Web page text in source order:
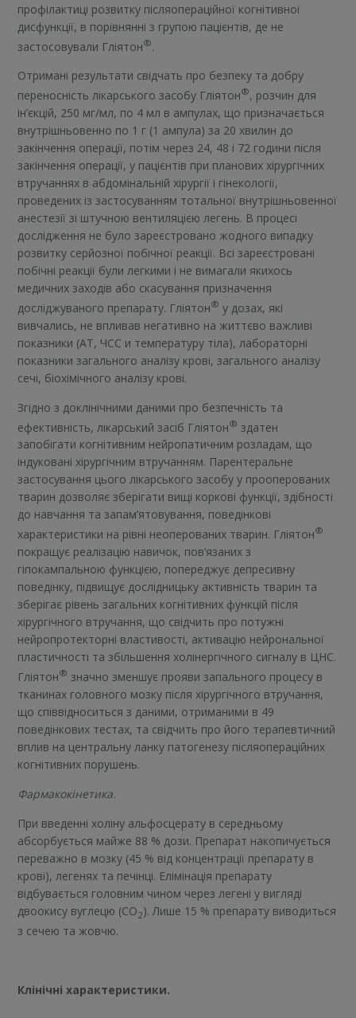
профілактиці розвитку післяопераційної когнітивної
дисфункції, в порівнянні з групою пацієнтів, де не
застосовували Гліятон®.
Отримані результати свідчать про безпеку та добру
переносність лікарського засобу Гліятон®, розчин для
ін’єкцій, 250 мг/мл, по 4 мл в ампулах, що призначається
внутрішньовенно по 1 г (1 ампула) за 20 хвилин до
закінчення операції, потім через 24, 48 і 72 години після
закінчення операції, у пацієнтів при планових хірургічних
втручаннях в абдомінальній хірургії і гінекології,
проведених із застосуванням тотальної внутрішньовенної
анестезії зі штучною вентиляцією легень. В процесі
дослідження не було зареєстровано жодного випадку
розвитку серйозної побічної реакції. Всі зареєстровані
побічні реакції були легкими і не вимагали якихось
медичних заходів або скасування призначення
досліджуваного препарату. Гліятон® у дозах, які
вивчались, не впливав негативно на життєво важливі
показники (АТ, ЧСС и температуру тіла), лабораторні
показники загального аналізу крові, загального аналізу
сечі, біохімічного аналізу крові.
Згідно з доклінічними даними про безпечність та
ефективність, лікарський засіб Гліятон® здатен
запобігати когнітивним нейропатичним розладам, що
індуковані хірургічним втручанням. Парентеральне
застосування цього лікарського засобу у прооперованих
тварин дозволяє зберігати вищі коркові функції, здібності
до навчання та запам’ятовування, поведінкові
характеристики на рівні неоперованих тварин. Гліятон®
покращує реалізацію навичок, пов’язаних з
гіпокампальною функцією, попереджує депресивну
поведінку, підвищує дослідницьку активність тварин та
зберігає рівень загальних когнітивних функцій після
хірургічного втручання, що свідчить про потужні
нейропротекторні властивості, активацію нейрональної
пластичності та збільшення холінергічного сигналу в ЦНС.
Гліятон® значно зменшує прояви запального процесу в
тканинах головного мозку після хірургічного втручання,
що співвідноситься з даними, отриманими в 49
поведінкових тестах, та свідчить про його терапевтичний
вплив на центральну ланку патогенезу післяопераційних
когнітивних порушень.
Фармакокінетика.
При введенні холіну альфосцерату в середньому
абсорбується майже 88 % дози. Препарат накопичується
переважно в мозку (45 % від концентрації препарату в
крові), легенях та печінці. Елімінація препарату
відбувається головним чином через легені у вигляді
двоокису вуглецю (СО2). Лише 15 % препарату виводиться
з сечею та жовчю.
Клінічні характеристики.